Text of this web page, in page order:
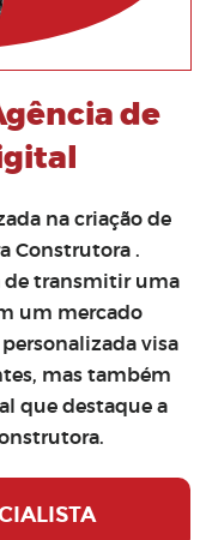
de
nacriação de
Construtora .
de transmitir uma
um mercado
visa
mas também
que destaque a